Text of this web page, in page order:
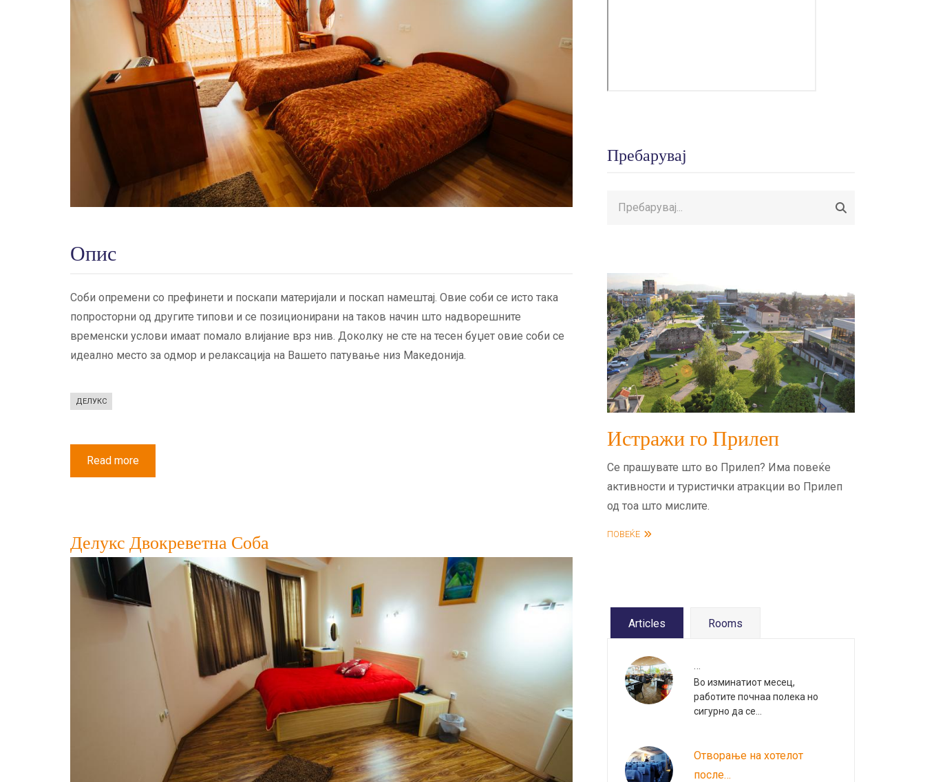
Опис
Соби опремени со префинети и поскапи материјали и поскап намештај. Овие соби се исто така
попросторни од другите типови и се позиционирани на таков начин што надворешните
временски услови имаат помало влијание врз нив. Доколку не сте на тесен буџет овие соби се
идеално место за одмор и релаксација на Вашето патување низ Македонија.
ДЕЛУКС
Read more
Делукс Двокреветна Соба
Пребарувај
Пребарувај
Истражи го Прилеп
Се прашувате што во Прилеп? Има повеќе
активности и туристички атракции во Прилеп
од тоа што мислите.
ПОВЕЌЕ
Articles Rooms
Во изминатиот месец,
работите почнаа полека но
сигурно да се…
Отворање на хотелот
после…